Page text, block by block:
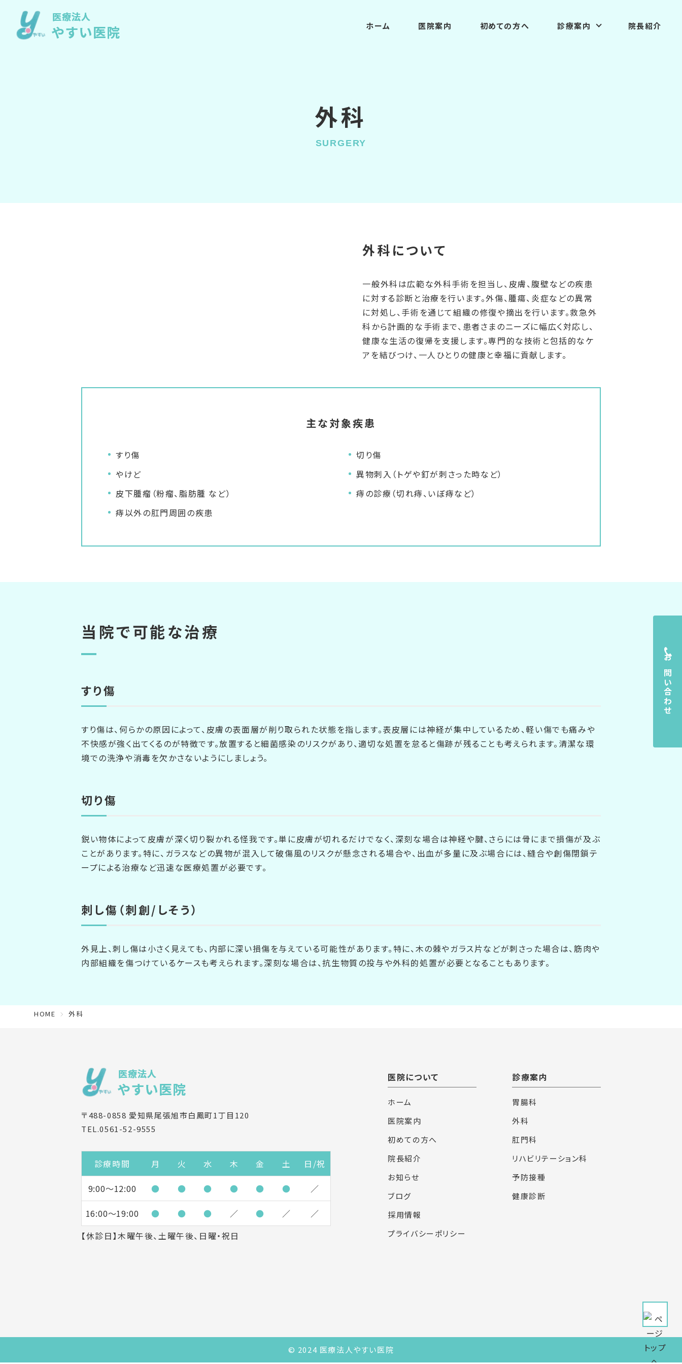
ホーム 医院案内 初めての方へ 診療案内 院長紹介
外科
SURGERY
外科について
一般外科は広範な外科手術を担当し、皮膚、腹壁などの疾患
に対する診断と治療を行います。外傷、腫瘍、炎症などの異常
に対処し、手術を通じて組織の修復や摘出を行います。救急外
科から計画的な手術まで、患者さまのニーズに幅広く対応し、
健康な生活の復帰を支援します。専門的な技術と包括的なケ
アを結びつけ、一人ひとりの健康と幸福に貢献します。
主な対象疾患
すり傷
切り傷
やけど
異物刺入（トゲや釘が刺さった時など）
皮下腫瘤（粉瘤、脂肪腫 など）
痔の診療（切れ痔、いぼ痔など）
痔以外の肛門周囲の疾患
当院で可能な治療
すり傷
すり傷は、何らかの原因によって、皮膚の表面層が削り取られた状態を指します。表皮層には神経が集中しているため、軽い傷でも痛みや
不快感が強く出てくるのが特徴です。放置すると細菌感染のリスクがあり、適切な処置を怠ると傷跡が残ることも考えられます。清潔な環
境での洗浄や消毒を欠かさないようにしましょう。
切り傷
鋭い物体によって皮膚が深く切り裂かれる怪我です。単に皮膚が切れるだけでなく、深刻な場合は神経や腱、さらには骨にまで損傷が及ぶ
ことがあります。特に、ガラスなどの異物が混入して破傷風のリスクが懸念される場合や、出血が多量に及ぶ場合には、縫合や創傷閉鎖テ
ープによる治療など迅速な医療処置が必要です。
刺し傷（刺創/しそう）
外見上、刺し傷は小さく見えても、内部に深い損傷を与えている可能性があります。特に、木の棘やガラス片などが刺さった場合は、筋肉や
内部組織を傷つけているケースも考えられます。深刻な場合は、抗生物質の投与や外科的処置が必要となることもあります。
HOME 外科
〒488-0858 愛知県尾張旭市白鳳町1丁目120
TEL.0561-52-9555
診療時間 月 火 水 木 金 土 日/祝
9:00～12:00 ● ● ● ● ● ● ／
16:00～19:00 ● ● ● ／ ● ／
／
【休診日】木曜午後、土曜午後、日曜・祝日
医院について
ホーム
医院案内
初めての方へ
院長紹介
お知らせ
ブログ
採用情報
プライバシーポリシー
診療案内
胃腸科
外科
肛門科
リハビリテーション科
予防接種
健康診断
© 2024 医療法人やすい医院
お問い合わせ